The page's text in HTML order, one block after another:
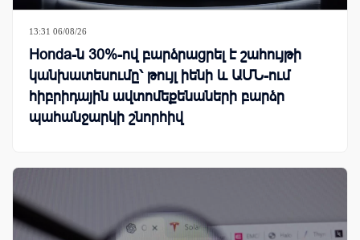
13:31 06/08/26
Honda-ն 30%-ով բարձրացրել է շահույթի
կանխատեսումը՝ թույլ իենի և ԱՄՆ-ում
հիբրիդային ավտոմեքենաների բարձր
պահանջարկի շնորհիվ